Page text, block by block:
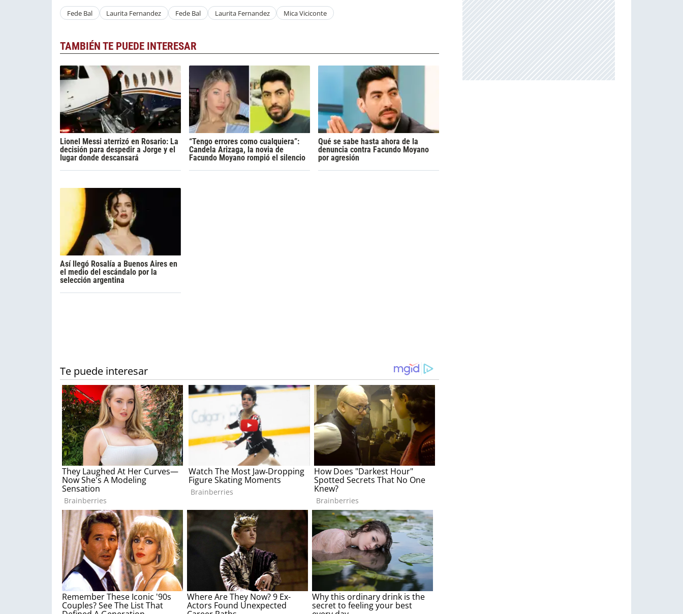
Fede Bal Laurita Fernandez Fede Bal Laurita Fernandez Mica Viciconte
TAMBIÉN TE PUEDE INTERESAR
Lionel Messi aterrizó en Rosario: La
decisión para despedir a Jorge y el
lugar donde descansará
“Tengo errores como cualquiera”:
Candela Arizaga, la novia de
Facundo Moyano rompió el silencio
Qué se sabe hasta ahora de la
denuncia contra Facundo Moyano
por agresión
Así llegó Rosalía a Buenos Aires en
el medio del escándalo por la
selección argentina